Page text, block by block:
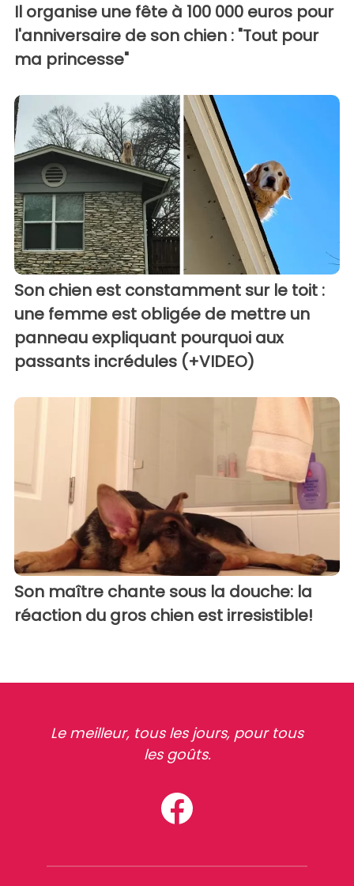
Il organise une fête à 100 000 euros pour
l'anniversaire de son chien : "Tout pour
ma princesse"
Son chien est constamment sur le toit :
une femme est obligée de mettre un
panneau expliquant pourquoi aux
passants incrédules (+VIDEO)
Son maître chante sous la douche: la
réaction du gros chien est irresistible!
Le meilleur, tous les jours, pour tous
les goûts.